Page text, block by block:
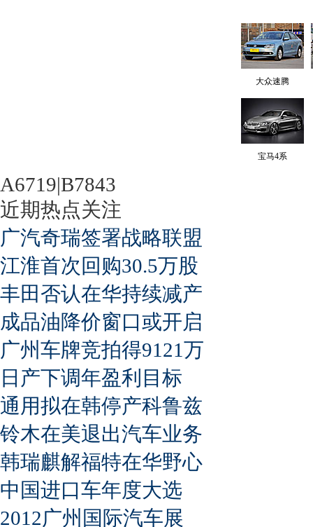
大众速腾
宝马4系
A6719|B7843
近期热点关注
广汽奇瑞签署战略联盟
江淮首次回购30.5万股
丰田否认在华持续减产
成品油降价窗口或开启
广州车牌竞拍得9121万
日产下调年盈利目标
通用拟在韩停产科鲁兹
铃木在美退出汽车业务
韩瑞麒解福特在华野心
中国进口车年度大选
2012广州国际汽车展